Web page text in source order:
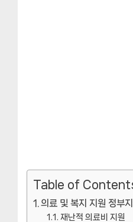
Table of
의료 및 복지 지원 정부
재난적 의료비 지원